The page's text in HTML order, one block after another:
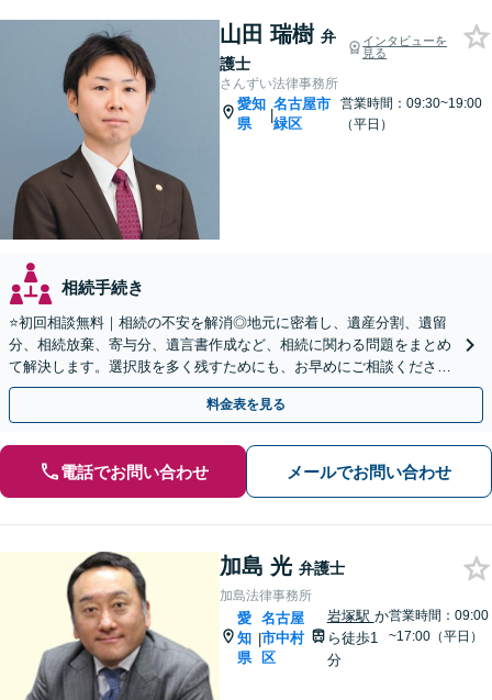
山田 瑞樹 弁
護士
インタビューを
見る
さんずい法律事務所
愛知
県
|
名古屋市
緑区
営業時間：09:30~19:00
（平日）
相続手続き
⭐️初回相談無料｜相続の不安を解消◎地元に密着し、遺産分割、遺留
分、相続放棄、寄与分、遺言書作成など、相続に関わる問題をまとめ
て解決します。選択肢を多く残すためにも、お早めにご相談ください
【休日・夜間面談OK】【駐車場あり】
料金表を見る
電話でお問い合わせ メールでお問い合わせ
加島 光 弁護士
加島法律事務所
愛
知
県
|
名古屋
市中村
区
岩塚駅 か
ら徒歩1
分
営業時間：09:00
~17:00（平日）